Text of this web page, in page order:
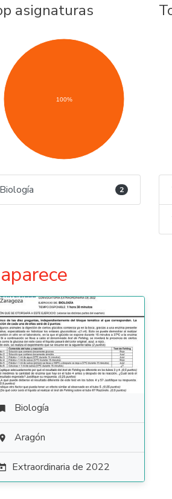
asignaturas
100%
Biología 2
 Biología
 Aragón
Extraordinaria de 2022